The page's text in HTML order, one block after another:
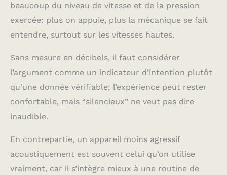
beaucoup du niveau de vitesse et de la pression
exercée: plus on appuie, plus la mécanique se fait
entendre, surtout sur les vitesses hautes.
Sans mesure en décibels, il faut considérer
l’argument comme un indicateur d’intention plutôt
qu’une donnée vérifiable; l’expérience peut rester
confortable, mais “silencieux” ne veut pas dire
inaudible.
En contrepartie, un appareil moins agressif
acoustiquement est souvent celui qu’on utilise
vraiment, car il s’intègre mieux à une routine de